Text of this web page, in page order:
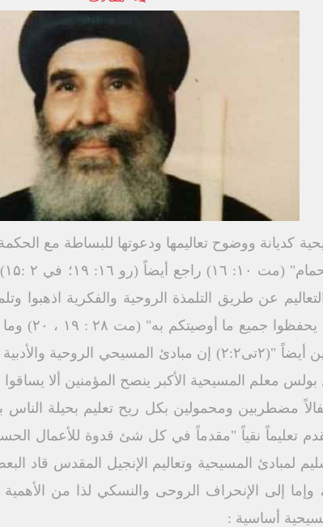
كديانة ووضوح تعاليمها ودعوتها للبساطة مع
عن طريق التلمذة الروحية والفكرية اذهبوا
والروح
يكونون أكفاء أن يعلموا آخرين أيضاً "(٢تى٢:٢) إن مبادئ
تعليماً نقياً "مقدماً في كل شئ قدوة للأعمال
السليم لمبادئ المسيحية وتعاليم الإنجيل المقدس قاد
وإما إلى الإنحراف الروحى والنسكي لذا من
أساسية :